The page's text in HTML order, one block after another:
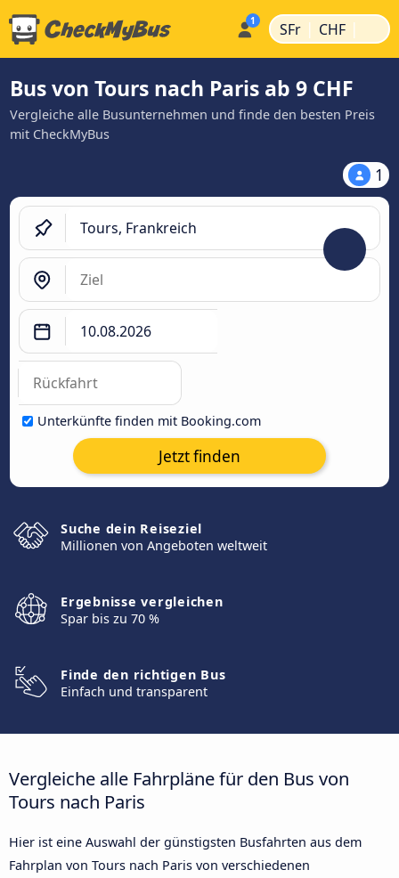
SFr | CHF |
Bus von Tours nach Paris ab 9 CHF
Vergleiche alle Busunternehmen und finde den besten Preis
mit CheckMyBus
1
Unterkünfte finden mit Booking.com
Jetzt finden
Suche dein Reiseziel
Millionen von Angeboten weltweit
Ergebnisse vergleichen
Spar bis zu 70 %
Finde den richtigen Bus
Einfach und transparent
Vergleiche alle Fahrpläne für den Bus von
Tours nach Paris
Hier ist eine Auswahl der günstigsten Busfahrten aus dem
Fahrplan von Tours nach Paris von verschiedenen